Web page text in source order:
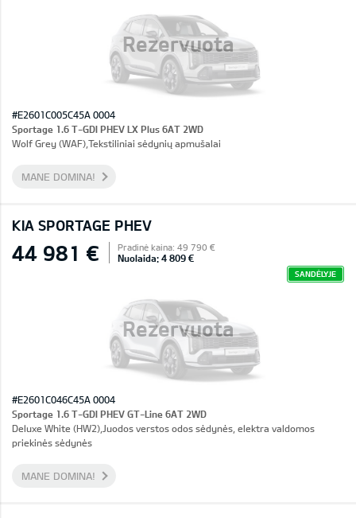
Rezervuota
#E2601C005C45A 0004
Sportage 1.6 T-GDI PHEV LX Plus 6AT 2WD
Wolf Grey (WAF),Tekstiliniai sėdynių apmušalai
MANE DOMINA!
KIA SPORTAGE PHEV
Rezervuota
44 981 € Pradinė kaina: 49 790 €
Nuolaida: 4 809 €
SANDĖLYJE
#E2601C046C45A 0004
Sportage 1.6 T-GDI PHEV GT-Line 6AT 2WD
Deluxe White (HW2),Juodos verstos odos sėdynės, elektra valdomos
priekinės sėdynės
MANE DOMINA!